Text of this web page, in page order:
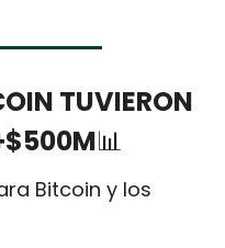
TUVIERON
📊
Bitcoin y los